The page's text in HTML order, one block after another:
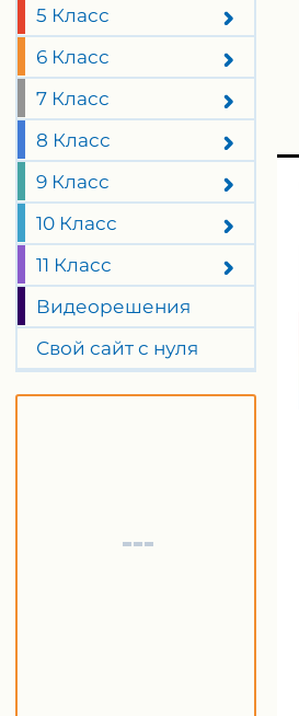
5 Класс
6 Класс
7 Класс
8 Класс
9 Класс
10 Класс
11 Класс
Видеорешения
Свой сайт с нуля